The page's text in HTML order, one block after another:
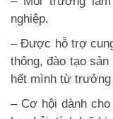
nghiệp.
– Được hỗ trợ
thông, đào tạo
hết mình từ trưởng
– Cơ hội dành